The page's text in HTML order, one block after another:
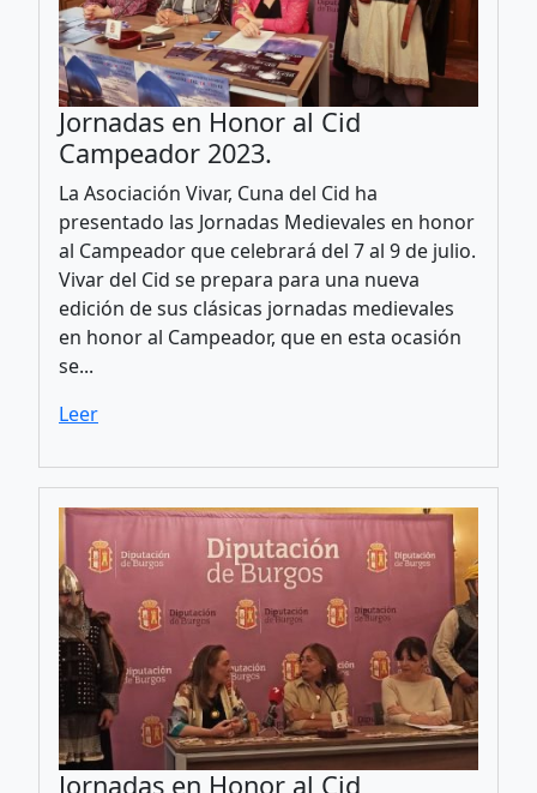
Jornadas en Honor al Cid
Campeador 2023.
La Asociación Vivar, Cuna del Cid ha
presentado las Jornadas Medievales en honor
al Campeador que celebrará del 7 al 9 de julio.​
Vivar del Cid se prepara para una nueva
edición de sus clásicas jornadas medievales
en honor al Campeador, que en esta ocasión
se...
Leer
Jornadas en Honor al Cid